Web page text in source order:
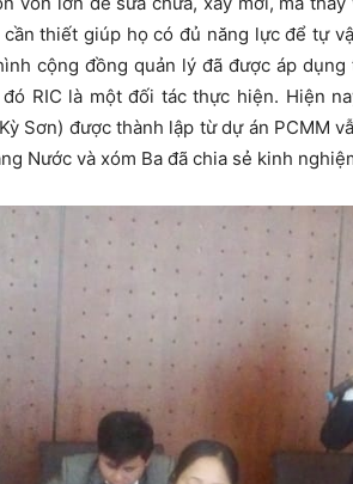
thiết giúp họ có đủ năng lực để tự
cộng đồng quản lý đã được áp
RIC là một đối tác thực hiện. Hiện
Sơn) được thành lập từ dự án PCMM
Nước và xóm Ba đã chia sẻ kinh